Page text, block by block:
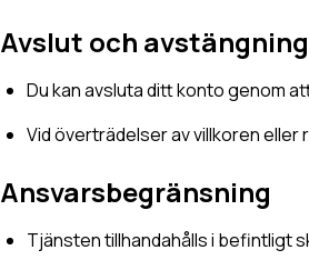
Avslut och avstängning
Du kan avsluta ditt konto genom
Vid överträdelser av villkoren eller
Ansvarsbegränsning
Tjänsten tillhandahålls i befintligt